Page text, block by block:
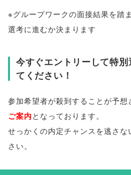
※グループワークの面接結果を踏
選考に進むか決まります
今すぐエントリーして特
てください！
参加希望者が殺到することが予想
ご案内となっております。
せっかくの内定チャンスを逃さ
さい。